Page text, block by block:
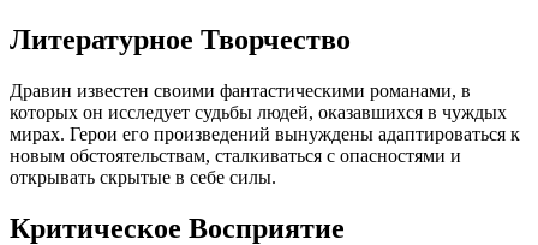
Литературное Творчество
Дравин известен своими фантастическими романами, в
которых он исследует судьбы людей, оказавшихся в чуждых
мирах. Герои его произведений вынуждены адаптироваться к
новым обстоятельствам, сталкиваться с опасностями и
открывать скрытые в себе силы.
Критическое Восприятие